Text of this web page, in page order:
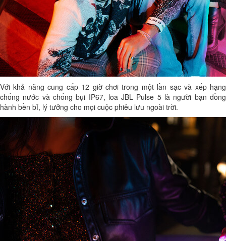
Với khả năng cung cấp 12 giờ chơi trong một lần sạc và xếp hạng
chống nước và chống bụi IP67, loa JBL Pulse 5 là người bạn đồng
hành bền bỉ, lý tưởng cho mọi cuộc phiêu lưu ngoài trời.